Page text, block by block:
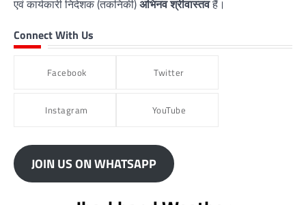
एवं कार्यकारी निदेशक (तकनिकी)अभिनव श्रीवास्तवहैं।
Connect With Us
Facebook Twitter
Instagram YouTube
JOIN US ON WHATSAPP